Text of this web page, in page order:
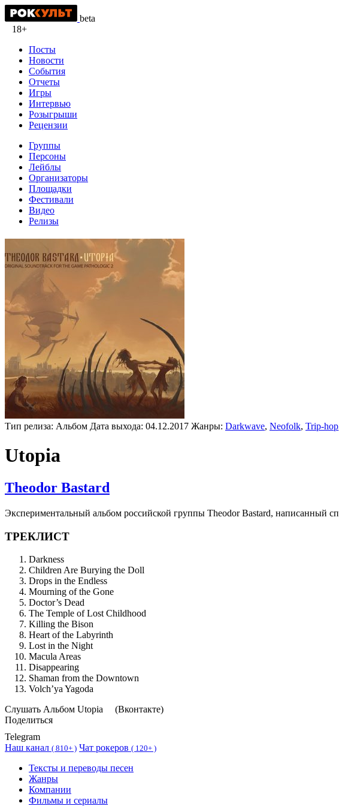
beta
18+
Посты
Новости
События
Отчеты
Игры
Интервью
Розыгрыши
Рецензии
Группы
Персоны
Лейблы
Организаторы
Площадки
Фестивали
Видео
Релизы
Тип релиза: Альбом Дата выхода: 04.12.2017 Жанры: Darkwave, Neofolk, Trip-hop
Utopia
Theodor Bastard
Экспериментальный альбом российской группы Theodor Bastard, написанный
ТРЕКЛИСТ
Darkness
Children Are Burying the Doll
Drops in the Endless
Mourning of the Gone
Doctor’s Dead
The Temple of Lost Childhood
Killing the Bison
Heart of the Labyrinth
Lost in the Night
Macula Areas
Disappearing
Shaman from the Downtown
Volch’ya Yagoda
Cлушать Альбом Utopia
(Вконтакте)
Поделиться
Telegram
Наш канал ( 810+ ) Чат рокеров ( 120+ )
Тексты и переводы песен
Жанры
Компании
Фильмы и сериалы